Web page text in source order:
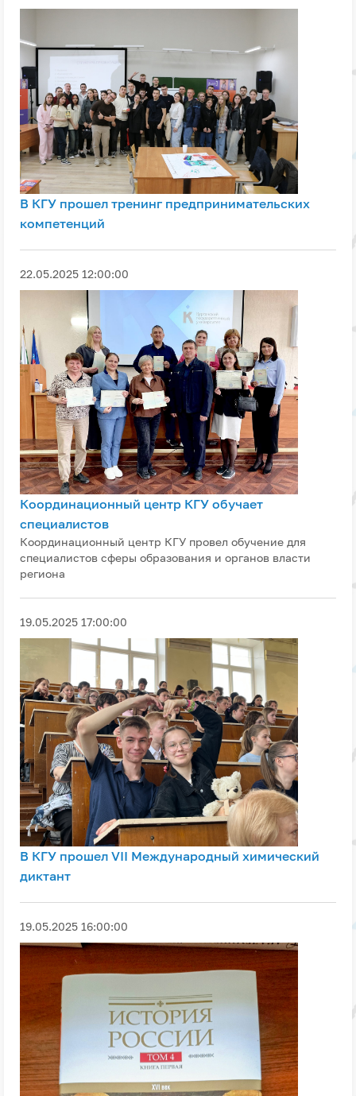
В КГУ прошел тренинг предпринимательских
компетенций
22.05.2025 12:00:00
Координационный центр КГУ обучает
специалистов
Координационный центр КГУ провел обучение для
специалистов сферы образования и органов власти
региона
19.05.2025 17:00:00
В КГУ прошел VII Международный химический
диктант
19.05.2025 16:00:00